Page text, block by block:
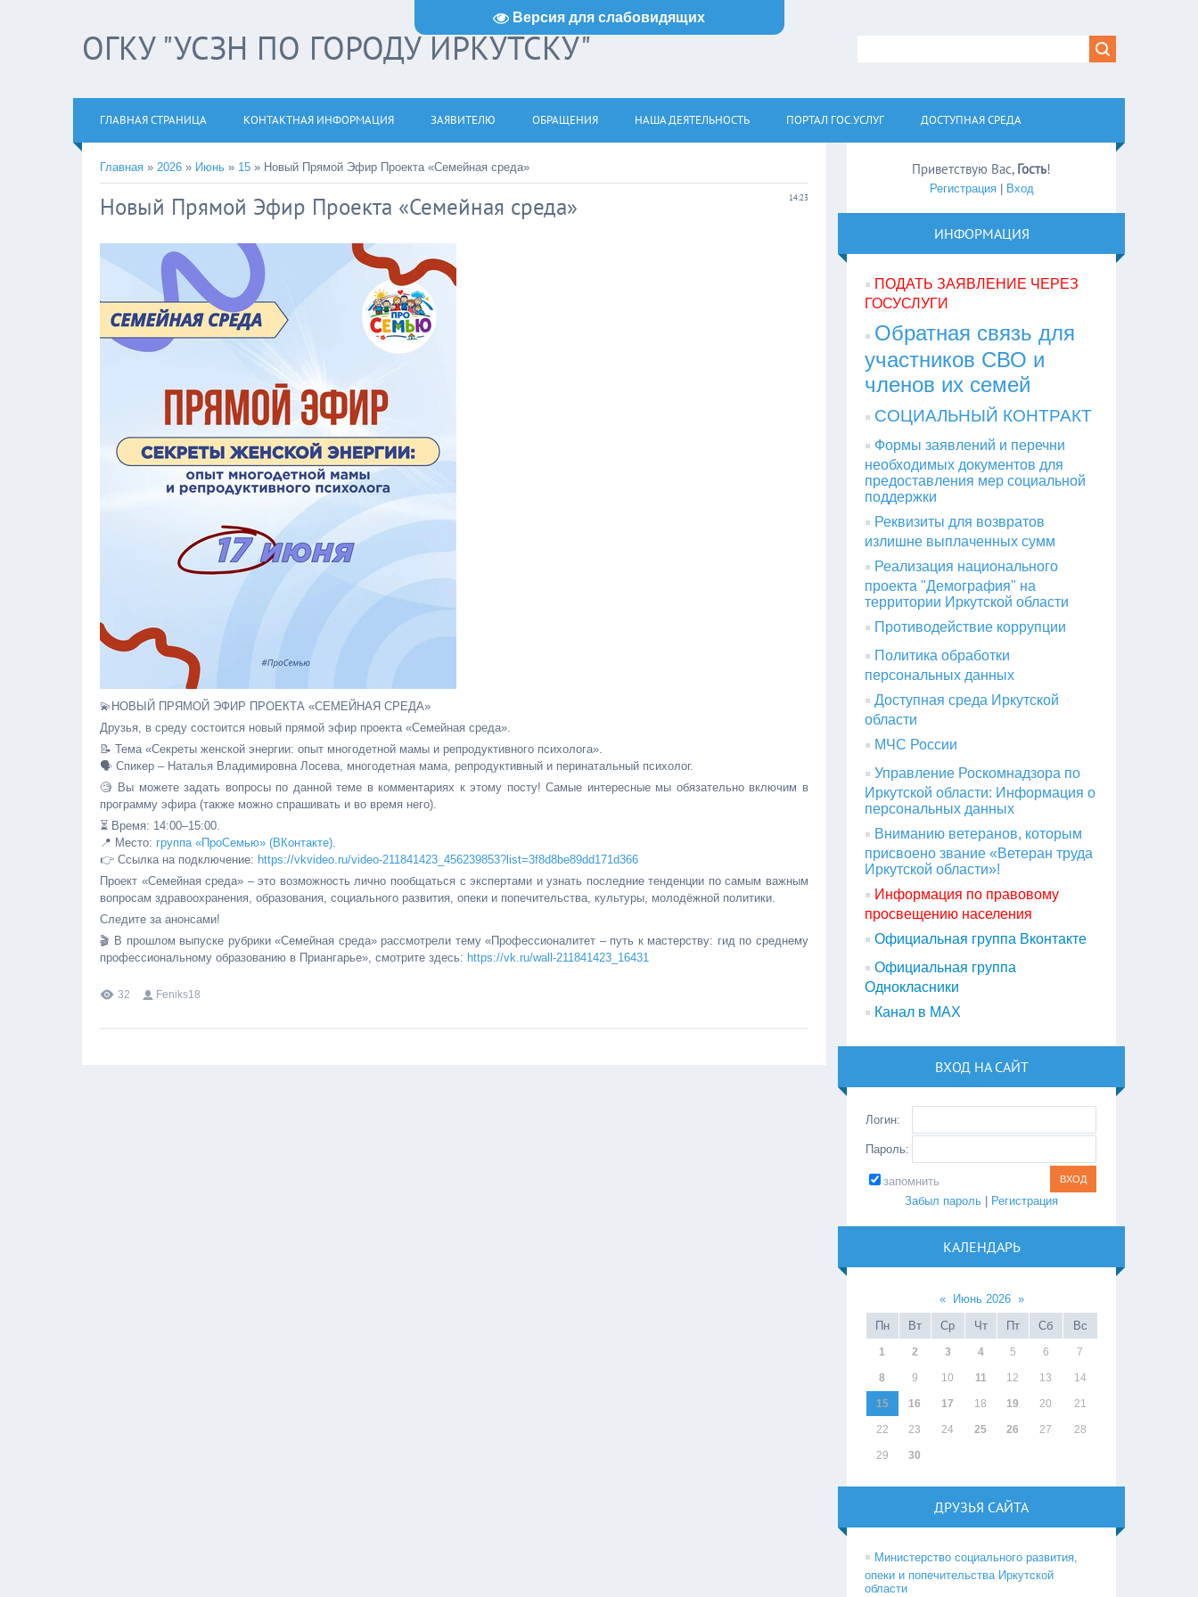
Версия для слабовидящих
ОГКУ "УСЗН ПО ГОРОДУ ИРКУТСКУ"
ГЛАВНАЯ СТРАНИЦА КОНТАКТНАЯ ИНФОРМАЦИЯ ЗАЯВИТЕЛЮ ОБРАЩЕНИЯ НАША ДЕЯТЕЛЬНОСТЬ ПОРТАЛ ГОС.УСЛУГ ДОСТУПНАЯ СРЕДА
Главная » 2026 » Июнь » 15 » Новый Прямой Эфир Проекта «Семейная среда»
14:23
Новый Прямой Эфир Проекта «Семейная среда»
💫НОВЫЙ ПРЯМОЙ ЭФИР ПРОЕКТА «СЕМЕЙНАЯ СРЕДА»
Друзья, в среду состоится новый прямой эфир проекта «Семейная среда».
📝 Тема «Секреты женской энергии: опыт многодетной мамы и репродуктивного психолога».
🗣 Спикер – Наталья Владимировна Лосева, многодетная мама, репродуктивный и перинатальный психолог.
🧐 Вы можете задать вопросы по данной теме в комментариях к этому посту! Самые интересные мы обязательно включим в
программу эфира (также можно спрашивать и во время него).
⏳ Время: 14:00–15:00.
📍 Место: группа «ПроСемью» (ВКонтакте).
👉 Ссылка на подключение: https://vkvideo.ru/video-211841423_456239853?list=3f8d8be89dd171d366
Проект «Семейная среда» – это возможность лично пообщаться с экспертами и узнать последние тенденции по самым важным
вопросам здравоохранения, образования, социального развития, опеки и попечительства, культуры, молодёжной политики.
Следите за анонсами!
🎬 В прошлом выпуске рубрики «Семейная среда» рассмотрели тему «Профессионалитет – путь к мастерству: гид по среднему
профессиональному образованию в Приангарье», смотрите здесь: https://vk.ru/wall-211841423_16431
32 Feniks18
Приветствую Вас, Гость!
Регистрация| Вход
ИНФОРМАЦИЯ
ПОДАТЬ ЗАЯВЛЕНИЕ ЧЕРЕЗ
ГОСУСЛУГИ
Обратная связь для
участников СВО и
членов их семей
СОЦИАЛЬНЫЙ КОНТРАКТ
Формы заявлений и перечни
необходимых документов для
предоставления мер социальной
поддержки
Реквизиты для возвратов
излишне выплаченных сумм
Реализация национального
проекта "Демография" на
территории Иркутской области
Противодействие коррупции
Политика обработки
персональных данных
Доступная среда Иркутской
области
МЧС России
Управление Роскомнадзора по
Иркутской области: Информация о
персональных данных
Вниманию ветеранов, которым
присвоено звание «Ветеран труда
Иркутской области»!
Информация по правовому
просвещению населения
Официальная группа Вконтакте
Официальная группа
Однокласники
Канал в МАХ
ВХОД НА САЙТ
Логин:
Пароль:
запомнить
Забыл пароль| Регистрация
КАЛЕНДАРЬ
« Июнь 2026 »
Пн
Вт Ср Чт Пт Сб Вс
1 2 3 4 5 6 7
8 9 10 11 12 13 14
15 16 17 18 19 20 21
22 23 24 25 26 27 28
29 30
ДРУЗЬЯ САЙТА
Министерство социального развития,
опеки и попечительства Иркутской
области